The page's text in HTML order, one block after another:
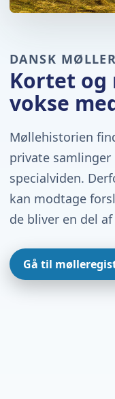
DANSK
Kortet og
vokse
Møllehistorien
private samlinger
specialviden.
kan modtage
de bliver en del
Gå til